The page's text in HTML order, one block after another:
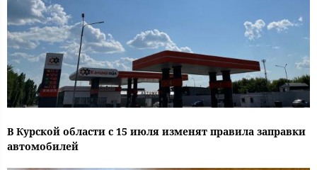
В Курской области с 15 июля изменят правила заправки
автомобилей